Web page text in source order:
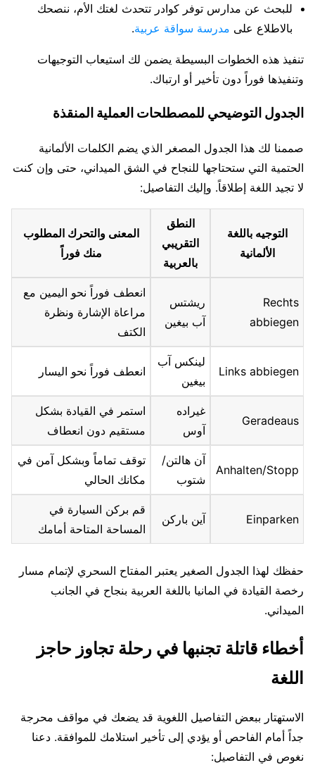
للبحث عن مدارس توفر كوادر تتحدث لغتك الأم، ننصحك
بالاطلاع على مدرسة سواقة عربية.
تنفيذ هذه الخطوات البسيطة يضمن لك استيعاب التوجيهات
وتنفيذها فوراً دون تأخير أو ارتباك.
الجدول التوضيحي للمصطلحات العملية المنقذة
صممنا لك هذا الجدول المصغر الذي يضم الكلمات الألمانية
الحتمية التي ستحتاجها للنجاح في الشق الميداني، حتى وإن كنت
لا تجيد اللغة إطلاقاً. وإليك التفاصيل:
التوجيه باللغة
الألمانية
النطق
التقريبي
بالعربية
المعنى والتحرك المطلوب
منك فوراً
Rechts
abbiegen
ريشتس
آب بيغين
انعطف فوراً نحو اليمين مع
مراعاة الإشارة ونظرة
الكتف
Links abbiegen
لينكس آب
بيغين
انعطف فوراً نحو اليسار
Geradeaus
غيراده
آوس
استمر في القيادة بشكل
مستقيم دون انعطاف
Anhalten/Stopp
آن هالتن/
شتوب
توقف تماماً وبشكل آمن في
مكانك الحالي
Einparken آين باركن
قم بركن السيارة في
المساحة المتاحة أمامك
حفظك لهذا الجدول الصغير يعتبر المفتاح السحري لإتمام مسار
رخصة القيادة في المانيا باللغة العربية بنجاح في الجانب
الميداني.
أخطاء قاتلة تجنبها في رحلة تجاوز حاجز
اللغة
الاستهتار ببعض التفاصيل اللغوية قد يضعك في مواقف محرجة
جداً أمام الفاحص أو يؤدي إلى تأخير استلامك للموافقة. دعنا
نغوص في التفاصيل: